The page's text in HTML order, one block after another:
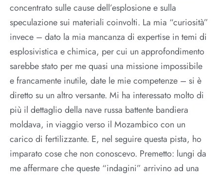
concentrato sulle cause dell’esplosione e sulla
speculazione sui materiali coinvolti. La mia “curiosità”
invece – dato la mia mancanza di expertise in temi di
esplosivistica e chimica, per cui un approfondimento
sarebbe stato per me quasi una missione impossibile
e francamente inutile, date le mie competenze – si è
diretto su un altro versante. Mi ha interessato molto di
più il dettaglio della nave russa battente bandiera
moldava, in viaggio verso il Mozambico con un
carico di fertilizzante. E, nel seguire questa pista, ho
imparato cose che non conoscevo. Premetto: lungi da
me affermare che queste “indagini” arrivino ad una